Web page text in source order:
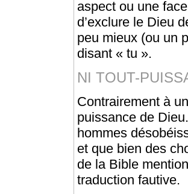
aspect ou une
d’exclure le Dieu
peu mieux (ou un
disant « tu ».
NI TOUT-
Contrairement à
puissance de
hommes
et que bien des
de la Bible
traduction fautive.